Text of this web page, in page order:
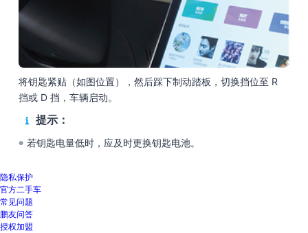
将钥匙紧贴（如图位置），然后踩下制动踏板，切换挡位至 R
挡或 D 挡，车辆启动。
提示：
● 若钥匙电量低时，应及时更换钥匙电池。
隐私保护
官方二手车
常见问题
鹏友问答
授权加盟